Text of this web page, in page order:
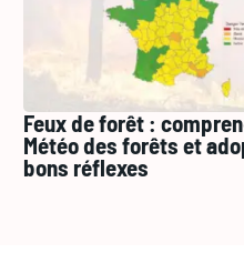
Feux de forêt :
Météo des forêts et
bons réflexes